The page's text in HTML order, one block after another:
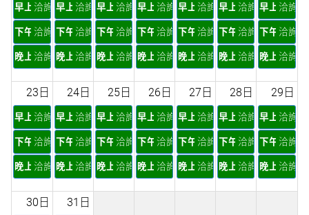
早上 洽詢
下午 洽詢
晚上 洽詢
早上 洽詢
下午 洽詢
晚上 洽詢
早上 洽詢
下午 洽詢
晚上 洽詢
早上 洽詢
下午 洽詢
晚上 洽詢
早上 洽詢
下午 洽詢
晚上 洽詢
早上 洽詢
下午 洽詢
晚上 洽詢
早上 洽詢
下午 洽詢
晚上 洽詢
23日
早上 洽詢
下午 洽詢
晚上 洽詢
24日
早上 洽詢
下午 洽詢
晚上 洽詢
25日
早上 洽詢
下午 洽詢
晚上 洽詢
26日
早上 洽詢
下午 洽詢
晚上 洽詢
27日
早上 洽詢
下午 洽詢
晚上 洽詢
28日
早上 洽詢
下午 洽詢
晚上 洽詢
29日
早上 洽詢
下午 洽詢
晚上 洽詢
30日 31日